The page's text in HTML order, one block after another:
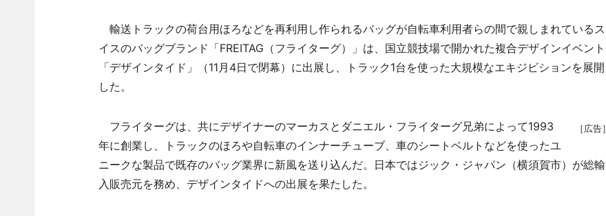
輸送トラックの荷台用ほろなどを再利用し作られるバッグが自転車利用者らの間で親しまれているス
イスのバッグブランド「FREITAG（フライターグ）」は、国立競技場で開かれた複合デザインイベント
「デザインタイド」（11月4日で閉幕）に出展し、トラック1台を使った大規模なエキジビションを展開
した。
［広告］
フライターグは、共にデザイナーのマーカスとダニエル・フライターグ兄弟によって1993
年に創業し、トラックのほろや自転車のインナーチューブ、車のシートベルトなどを使ったユ
ニークな製品で既存のバッグ業界に新風を送り込んだ。日本ではジック・ジャパン（横須賀市）が総輸
入販売元を務め、デザインタイドへの出展を果たした。